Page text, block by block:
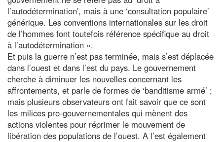
l’autodétermination’, mais à une ‘consultation populaire’
générique. Les conventions internationales sur les droit
de l’hommes font toutefois référence spécifique au droit
à l’autodétermination ».
Et puis la guerre n’est pas terminée, mais s’est déplacée
dans l’ouest et dans l’est du pays. Le gouvernement
cherche à diminuer les nouvelles concernant les
affrontements, et parle de formes de ‘banditisme armé’ ;
mais plusieurs observateurs ont fait savoir que ce sont
les milices pro-gouvernementales qui mènent des
actions violentes pour réprimer le mouvement de
libération des populations de l’ouest. A l’est également